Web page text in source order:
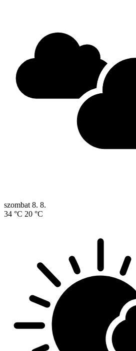
szombat 8. 8.
34 °C 20 °C